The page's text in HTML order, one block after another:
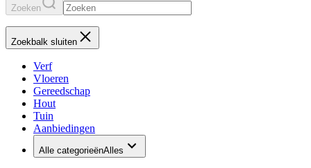
Zoeken
Zoekbalk sluiten
Verf
Vloeren
Gereedschap
Hout
Tuin
Aanbiedingen
Alle categorieënAlles